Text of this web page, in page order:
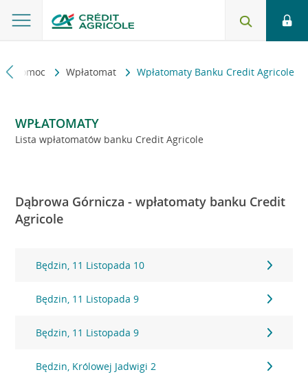
i pomoc Wpłatomat Wpłatomaty Banku Credit Agricole
WPŁATOMATY
Lista wpłatomatów banku Credit Agricole
Dąbrowa Górnicza - wpłatomaty banku Credit
Agricole
Będzin, 11 Listopada 10
Będzin, 11 Listopada 9
Będzin, 11 Listopada 9
Będzin, Królowej Jadwigi 2